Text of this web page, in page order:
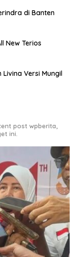
di Banten
New Terios
Livina Versi Mungil
post wpberita,
ini.